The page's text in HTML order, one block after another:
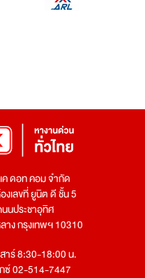
ค ดอท คอม จำกัด
งเลขที่ ยูนิต ดี ชั้น 5
นประชาอุทิศ
าง กรุงเทพฯ 10310
าร์ 8:30-18:00 น.
ซ์ 02-514-7447